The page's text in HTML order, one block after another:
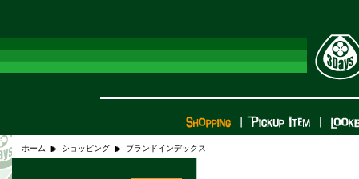
ホーム ショッピング ブランドインデックス